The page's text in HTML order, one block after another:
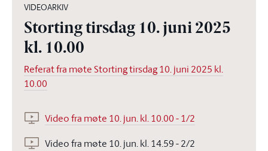
VIDEOARKIV
Storting tirsdag 10. juni 2025
kl. 10.00
Referat fra møte Storting tirsdag 10. juni 2025 kl.
10.00
Video fra møte 10. jun. kl. 10.00 - 1/2
Video fra møte 10. jun. kl. 14.59 - 2/2